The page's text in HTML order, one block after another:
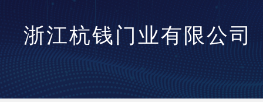
浙江杭钱门业有限公司